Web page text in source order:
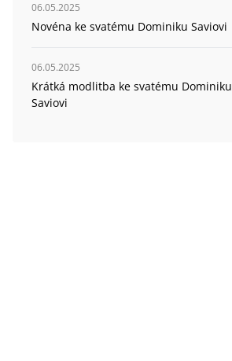
06.05.2025
Novéna ke svatému Dominiku Saviovi
06.05.2025
Krátká modlitba ke svatému Dominiku
Saviovi